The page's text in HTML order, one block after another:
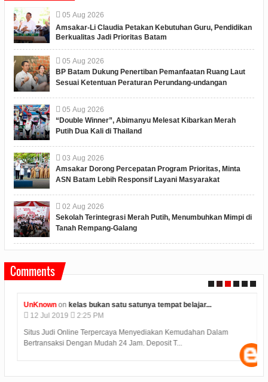
05 Aug 2026
Amsakar-Li Claudia Petakan Kebutuhan Guru, Pendidikan
Berkualitas Jadi Prioritas Batam
05 Aug 2026
BP Batam Dukung Penertiban Pemanfaatan Ruang Laut
Sesuai Ketentuan Peraturan Perundang-undangan
05 Aug 2026
“Double Winner”, Abimanyu Melesat Kibarkan Merah
Putih Dua Kali di Thailand
03 Aug 2026
Amsakar Dorong Percepatan Program Prioritas, Minta
ASN Batam Lebih Responsif Layani Masyarakat
02 Aug 2026
Sekolah Terintegrasi Merah Putih, Menumbuhkan Mimpi di
Tanah Rempang-Galang
Comments
UnKnownonkelas bukan satu satunya tempat belajar...
12 Jul 2019
2:25 PM
Situs Judi Online Terpercaya Menyediakan Kemudahan Dalam
Bertransaksi Dengan Mudah 24 Jam. Deposit T...